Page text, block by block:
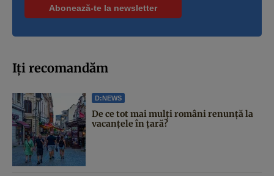
Iți recomandăm
D:NEWS
De ce tot mai mulți români renunță la
vacanțele în țară?